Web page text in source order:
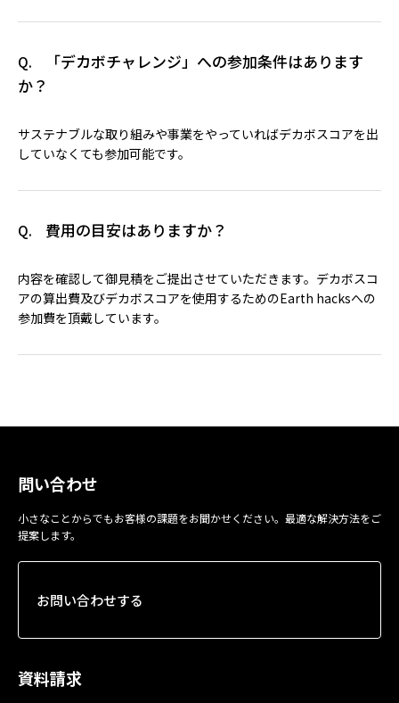
Q.
「デカボチャレンジ」への参加条件はあります
か？
サステナブルな取り組みや事業をやっていればデカボスコアを出
していなくても参加可能です。
Q. 費用の目安はありますか？
内容を確認して御見積をご提出させていただきます。デカボスコ
アの算出費及びデカボスコアを使用するためのEarth hacksへの
参加費を頂戴しています。
問い合わせ
小さなことからでもお客様の課題をお聞かせください。最適な解決方法をご
提案します。
お問い合わせする
資料請求